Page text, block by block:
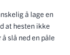
å lage en
at hesten ikke
slå ned en påle